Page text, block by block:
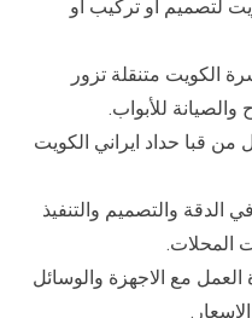
لتصميم أو تركيب أو
الكويت متنقلة تزور
للأبواب.
قبا حداد ايراني الكويت
الدقة والتصميم والتنفيذ
المحلات.
مع الاجهزة والوسائل